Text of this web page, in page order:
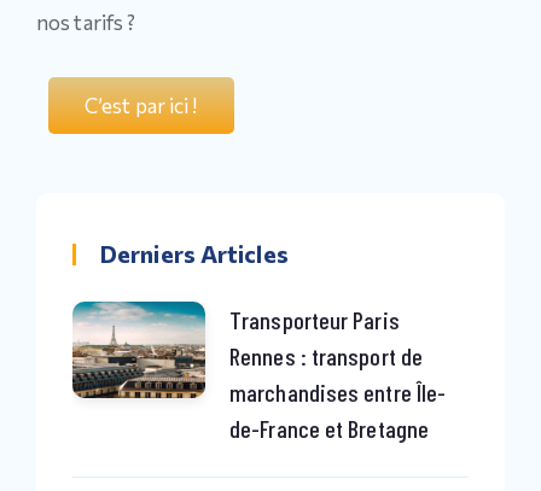
nos tarifs ?
C’est par ici !
Derniers Articles
Transporteur Paris
Rennes : transport de
marchandises entre Île-
de-France et Bretagne